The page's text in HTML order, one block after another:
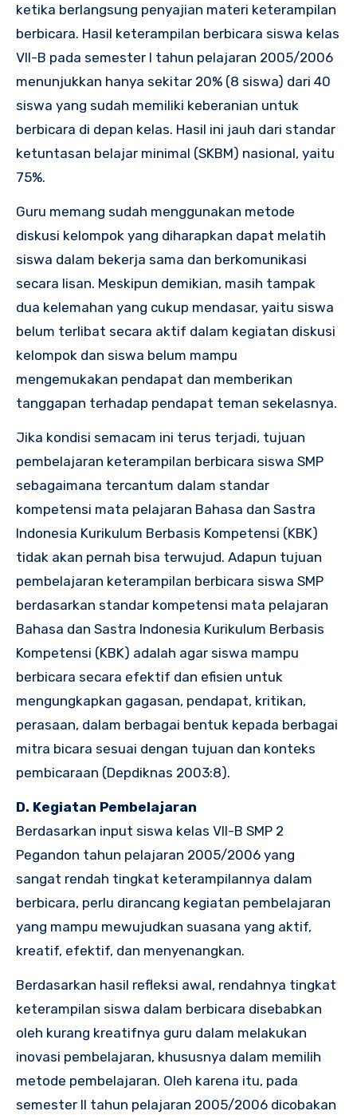
ketika berlangsung penyajian materi keterampilan
berbicara. Hasil keterampilan berbicara siswa kelas
VII-B pada semester I tahun pelajaran 2005/2006
menunjukkan hanya sekitar 20% (8 siswa) dari 40
siswa yang sudah memiliki keberanian untuk
berbicara di depan kelas. Hasil ini jauh dari standar
ketuntasan belajar minimal (SKBM) nasional, yaitu
75%.
Guru memang sudah menggunakan metode
diskusi kelompok yang diharapkan dapat melatih
siswa dalam bekerja sama dan berkomunikasi
secara lisan. Meskipun demikian, masih tampak
dua kelemahan yang cukup mendasar, yaitu siswa
belum terlibat secara aktif dalam kegiatan diskusi
kelompok dan siswa belum mampu
mengemukakan pendapat dan memberikan
tanggapan terhadap pendapat teman sekelasnya.
Jika kondisi semacam ini terus terjadi, tujuan
pembelajaran keterampilan berbicara siswa SMP
sebagaimana tercantum dalam standar
kompetensi mata pelajaran Bahasa dan Sastra
Indonesia Kurikulum Berbasis Kompetensi (KBK)
tidak akan pernah bisa terwujud. Adapun tujuan
pembelajaran keterampilan berbicara siswa SMP
berdasarkan standar kompetensi mata pelajaran
Bahasa dan Sastra Indonesia Kurikulum Berbasis
Kompetensi (KBK) adalah agar siswa mampu
berbicara secara efektif dan efisien untuk
mengungkapkan gagasan, pendapat, kritikan,
perasaan, dalam berbagai bentuk kepada berbagai
mitra bicara sesuai dengan tujuan dan konteks
pembicaraan (Depdiknas 2003:8).
D. Kegiatan Pembelajaran
Berdasarkan input siswa kelas VII-B SMP 2
Pegandon tahun pelajaran 2005/2006 yang
sangat rendah tingkat keterampilannya dalam
berbicara, perlu dirancang kegiatan pembelajaran
yang mampu mewujudkan suasana yang aktif,
kreatif, efektif, dan menyenangkan.
Berdasarkan hasil refleksi awal, rendahnya tingkat
keterampilan siswa dalam berbicara disebabkan
oleh kurang kreatifnya guru dalam melakukan
inovasi pembelajaran, khususnya dalam memilih
metode pembelajaran. Oleh karena itu, pada
semester II tahun pelajaran 2005/2006 dicobakan